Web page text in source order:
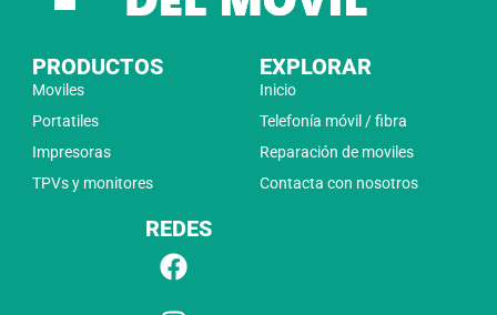
PRODUCTOS
Moviles
Portatiles
Impresoras
TPVs y monitores
EXPLORAR
Inicio
Telefonía móvil / fibra
Reparación de moviles
Contacta con nosotros
REDES